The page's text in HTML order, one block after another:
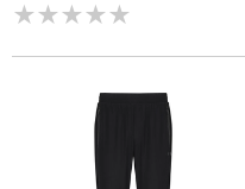
★★★★★
★★★★★